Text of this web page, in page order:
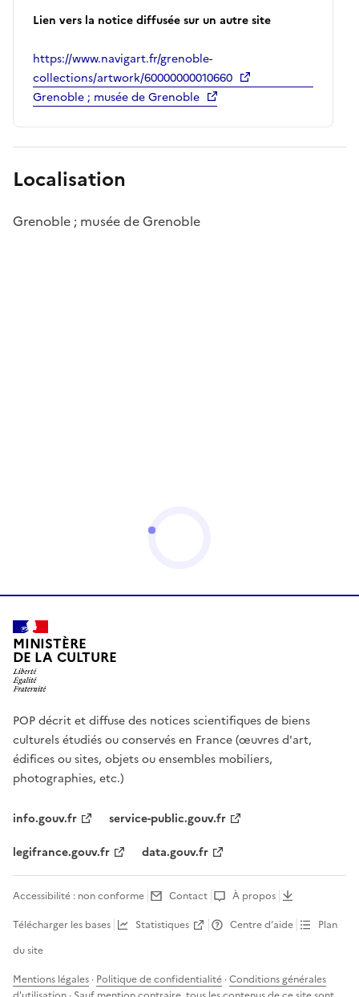
Lien vers la notice diffusée sur un autre site
https://www.navigart.fr/grenoble-
collections/artwork/60000000010660
Grenoble ; musée de Grenoble
Localisation
Grenoble ; musée de Grenoble
MINISTÈRE
DE LA CULTURE
POP décrit et diffuse des notices scientifiques de biens
culturels étudiés ou conservés en France (œuvres d'art,
édifices ou sites, objets ou ensembles mobiliers,
photographies, etc.)
info.gouv.fr
service-public.gouv.fr
legifrance.gouv.fr
data.gouv.fr
Accessibilité : non conforme Contact
À propos
Télécharger les bases
Statistiques Centre d’aide
Plan
du site
Mentions légales · Politique de confidentialité ·Conditions générales